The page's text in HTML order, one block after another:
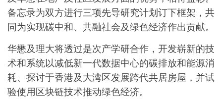
备忘录为双方进行三项先导研究计划订下框架，共
同为实现碳中和、共融社会及绿色经济作出贡献。
华懋及理大将透过是次产学研合作，开发崭新的技
术和系统以减低新一代数据中心的碳排放和能源消
耗、探讨于香港及大湾区发展跨代共居房屋，并试
验使用区块链技术推动绿色经济。